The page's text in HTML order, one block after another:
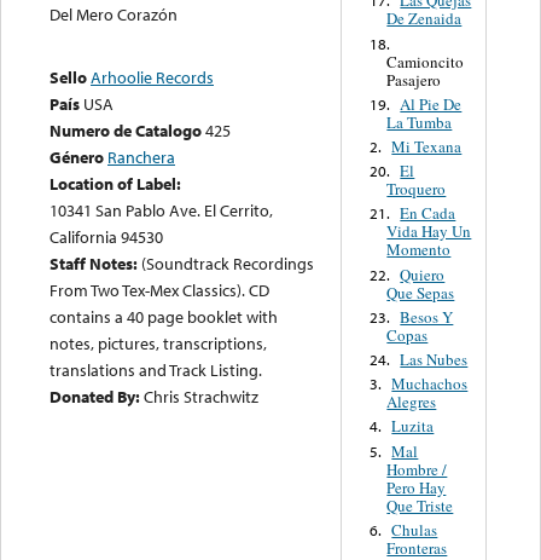
Del Mero Corazón
SelloArhoolie Records
País USA
Numero de Catalogo425
Género Ranchera
Location of Label:
10341 San Pablo Ave. El Cerrito,
California 94530
Staff Notes: (Soundtrack Recordings
From Two Tex-Mex Classics). CD
contains a 40 page booklet with
notes, pictures, transcriptions,
translations and Track Listing.
Donated By:Chris Strachwitz
De Zenaida
18.
Camioncito
Pasajero
19. Al Pie De
La Tumba
2. Mi Texana
20. El
Troquero
21. En Cada
Vida Hay Un
Momento
22. Quiero
Que Sepas
23. Besos Y
Copas
24. Las Nubes
3. Muchachos
Alegres
4. Luzita
5. Mal
Hombre /
Pero Hay
Que Triste
6. Chulas
Fronteras